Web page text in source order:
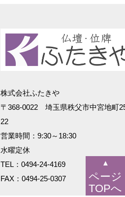
株式会社ふたきや
〒368-0022 埼玉県秩父市中宮地町
22
営業時間：9:30～18:30
水曜定休
TEL：0494-24-4169
FAX：0494-25-0307
▲
ページ
TOPへ